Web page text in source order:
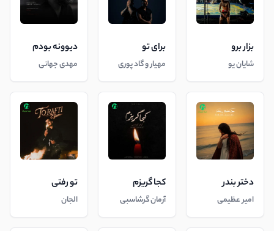
بزار برو
شایان یو
برای تو
مهیار و گاد پوری
دیوونه بودم
مهدی جهانی
دختر بندر
امیر عظیمی
کجا گریزم
آرمان گرشاسبی
تو رفتی
الجان